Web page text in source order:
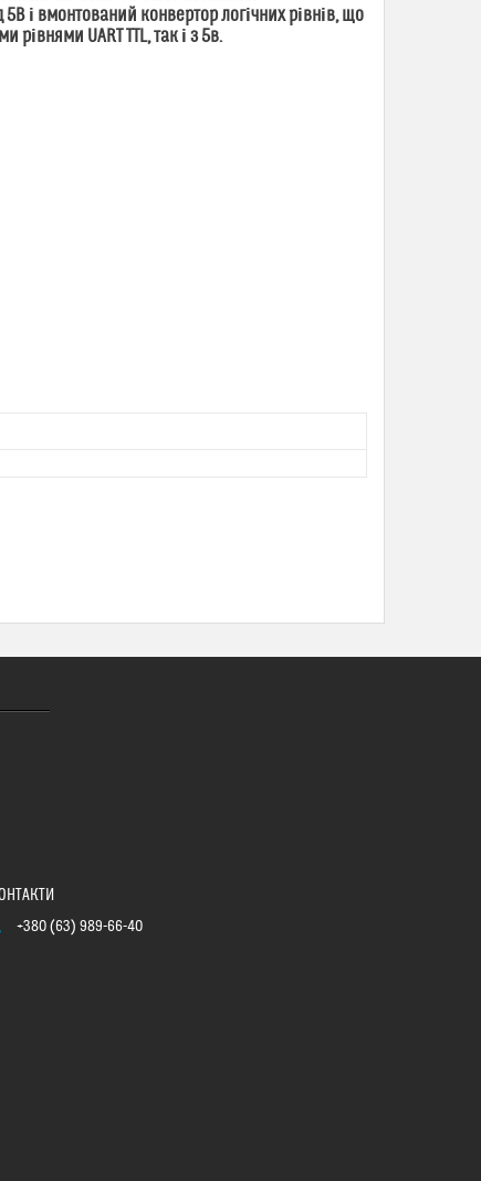
і вмонтований конвертор логічних рівнів, що
UART TTL, так і з 5в.
+380 (63) 989-66-40